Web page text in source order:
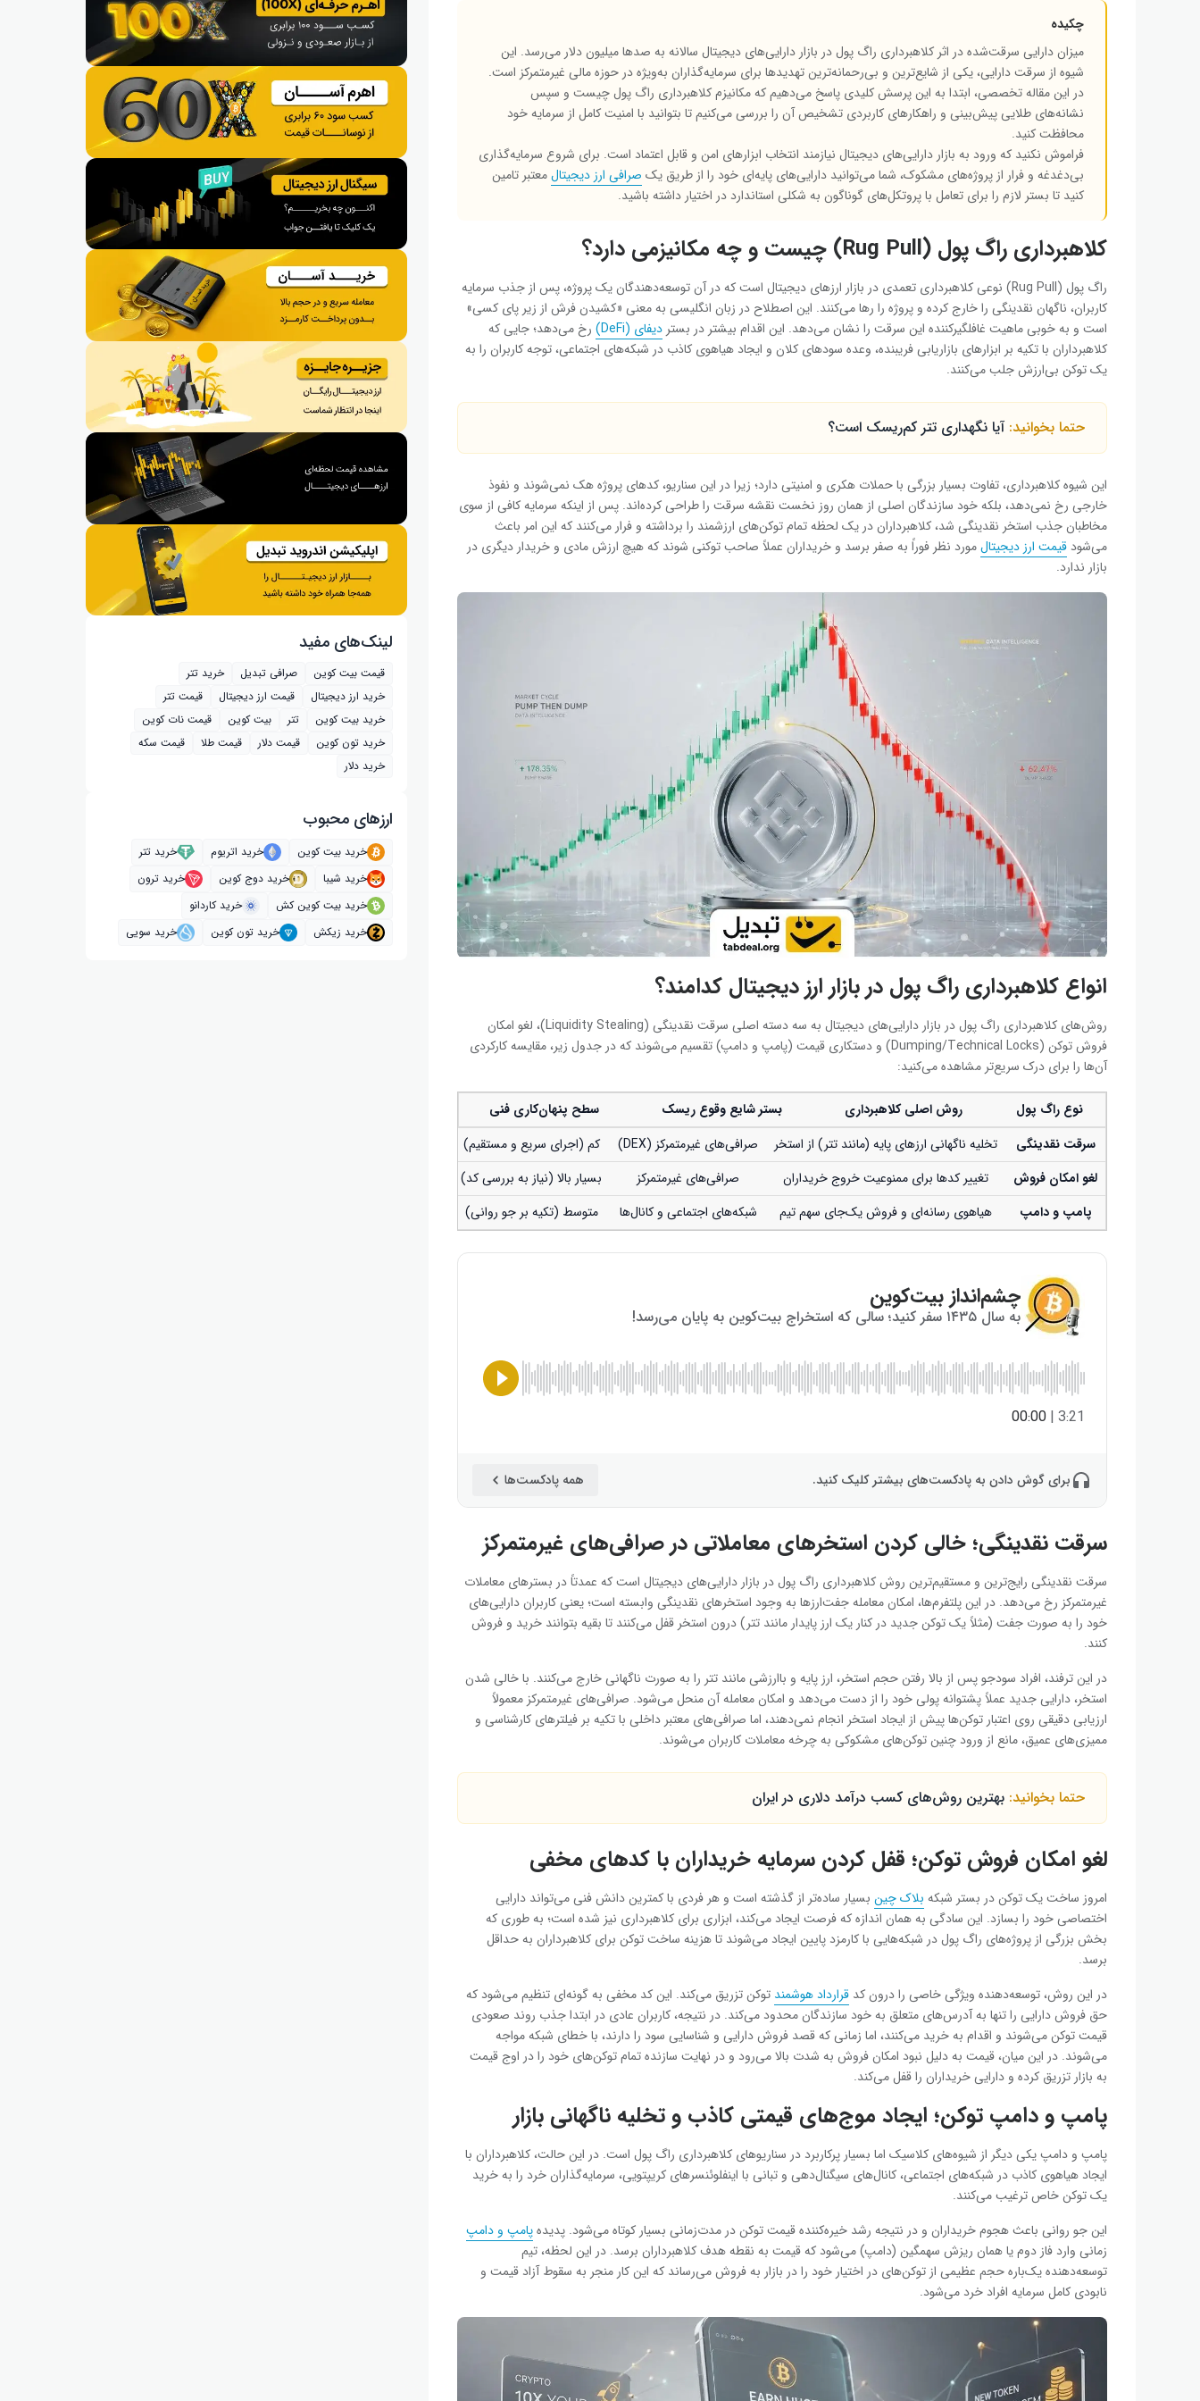
چکیده
میزان دارایی سرقت‌شده در اثر کلاهبرداری راگ پول در بازار دارایی‌های دیجیتال سالانه به صدها میلیون دلار می‌رسد. این
شیوه از سرقت دارایی، یکی از شایع‌ترین و بی‌رحمانه‌ترین تهدیدها برای سرمایه‌گذاران به‌ویژه در حوزه مالی غیرمتمرکز است.
در این مقاله تخصصی، ابتدا به این پرسش کلیدی پاسخ می‌دهیم که مکانیزم کلاهبرداری راگ پول چیست و سپس
نشانه‌های طلایی پیش‌بینی و راهکارهای کاربردی تشخیص آن را بررسی می‌کنیم تا بتوانید با امنیت کامل از سرمایه خود
محافظت کنید.
فراموش نکنید که ورود به بازار دارایی‌های دیجیتال نیازمند انتخاب ابزارهای امن و قابل اعتماد است. برای شروع سرمایه‌گذاری
بی‌دغدغه و فرار از پروژه‌های مشکوک، شما می‌توانید دارایی‌های پایه‌ای خود را از طریق یک صرافی ارز دیجیتالمعتبر تامین
کنید تا بستر لازم را برای تعامل با پروتکل‌های گوناگون به شکلی استاندارد در اختیار داشته باشید.
کلاهبرداری راگ پول (Rug Pull) چیست و چه مکانیزمی دارد؟
راگ پول (Rug Pull) نوعی کلاهبرداری تعمدی در بازار ارزهای دیجیتال است که در آن توسعه‌دهندگان یک پروژه، پس از جذب سرمایه
کاربران، ناگهان نقدینگی را خارج کرده و پروژه را رها می‌کنند. این اصطلاح در زبان انگلیسی به معنی «کشیدن فرش از زیر پای کسی»
است و به خوبی ماهیت غافلگیرکننده این سرقت را نشان می‌دهد. این اقدام بیشتر در بستر دیفای (DeFi)
رخ می‌دهد؛ جایی که
کلاهبرداران با تکیه بر ابزارهای بازاریابی فریبنده، وعده سودهای کلان و ایجاد هیاهوی کاذب در شبکه‌های اجتماعی، توجه کاربران را به
یک توکن بی‌ارزش جلب می‌کنند.
حتما بخوانید: آیا نگهداری تتر کم‌ریسک است؟
این شیوه کلاهبرداری، تفاوت بسیار بزرگی با حملات هکری و امنیتی دارد؛ زیرا در این سناریو، کدهای پروژه هک نمی‌شوند و نفوذ
خارجی رخ نمی‌دهد، بلکه خود سازندگان اصلی از همان روز نخست نقشه سرقت را طراحی کرده‌اند. پس از اینکه سرمایه کافی از سوی
مخاطبان جذب استخر نقدینگی شد، کلاهبرداران در یک لحظه تمام توکن‌های ارزشمند را برداشته و فرار می‌کنند که این امر باعث
می‌شود قیمت ارز دیجیتالمورد نظر فوراً به صفر برسد و خریداران عملاً صاحب توکنی شوند که هیچ ارزش مادی و خریدار دیگری در
بازار ندارد.
انواع کلاهبرداری راگ پول در بازار ارز دیجیتال کدامند؟
روش‌های کلاهبرداری راگ پول در بازار دارایی‌های دیجیتال به سه دسته اصلی سرقت نقدینگی (Liquidity Stealing)، لغو امکان
فروش توکن (Dumping/Technical Locks) و دستکاری قیمت (پامپ و دامپ) تقسیم می‌شوند که در جدول زیر، مقایسه کارکردی
آن‌ها را برای درک سریع‌تر مشاهده می‌کنید:
نوع راگ پول روش اصلی کلاهبرداری بستر شایع وقوع ریسک
سطح پنهان‌کاری فنی
سرقت نقدینگی
تخلیه ناگهانی ارزهای پایه (مانند تتر) از استخر صرافی‌های غیرمتمرکز (DEX)
کم (اجرای سریع و مستقیم)
لغو امکان فروش
تغییر کدها برای ممنوعیت خروج خریداران صرافی‌های غیرمتمرکز
بسیار بالا (نیاز به بررسی کد)
پامپ و دامپ
هیاهوی رسانه‌ای و فروش یک‌جای سهم تیم شبکه‌های اجتماعی و کانال‌ها متوسط (تکیه بر جو روانی)
چشم‌انداز بیت‌کوین
به سال ۱۴۳۵ سفر کنید؛ سالی که استخراج بیت‌کوین به پایان می‌رسد!
3:21
|
00:00
برای گوش دادن به پادکست‌های بیشتر کلیک کنید. همه پادکست‌ها
سرقت نقدینگی؛ خالی کردن استخرهای معاملاتی در صرافی‌های غیرمتمرکز
سرقت نقدینگی رایج‌ترین و مستقیم‌ترین روش کلاهبرداری راگ پول در بازار دارایی‌های دیجیتال است که عمدتاً در بسترهای معاملات
غیرمتمرکز رخ می‌دهد. در این پلتفرم‌ها، امکان معامله جفت‌ارزها به وجود استخرهای نقدینگی وابسته است؛ یعنی کاربران دارایی‌های
خود را به صورت جفت (مثلاً یک توکن جدید در کنار یک ارز پایدار مانند تتر) درون استخر قفل می‌کنند تا بقیه بتوانند خرید و فروش
کنند.
در این ترفند، افراد سودجو پس از بالا رفتن حجم استخر، ارز پایه و باارزشی مانند تتر را به صورت ناگهانی خارج می‌کنند. با خالی شدن
استخر، دارایی جدید عملاً پشتوانه پولی خود را از دست می‌دهد و امکان معامله آن منحل می‌شود. صرافی‌های غیرمتمرکز معمولاً
ارزیابی دقیقی روی اعتبار توکن‌ها پیش از ایجاد استخر انجام نمی‌دهند، اما صرافی‌های معتبر داخلی با تکیه بر فیلترهای کارشناسی و
ممیزی‌های عمیق، مانع از ورود چنین توکن‌های مشکوکی به چرخه معاملات کاربران می‌شوند.
حتما بخوانید: بهترین روش‌‌های کسب درآمد دلاری در ایران
لغو امکان فروش توکن؛ قفل کردن سرمایه خریداران با کدهای مخفی
امروز ساخت یک توکن در بستر شبکه بلاک چین بسیار ساده‌تر از گذشته است و هر فردی با کمترین دانش فنی می‌تواند دارایی
اختصاصی خود را بسازد. این سادگی به همان اندازه که فرصت ایجاد می‌کند، ابزاری برای کلاهبرداری نیز شده است؛ به طوری که
بخش بزرگی از پروژه‌های راگ پول در شبکه‌هایی با کارمزد پایین ایجاد می‌شوند تا هزینه ساخت توکن برای کلاهبرداران به حداقل
برسد.
در این روش، توسعه‌دهنده ویژگی خاصی را درون کد قرارداد هوشمند توکن تزریق می‌کند. این کد مخفی به گونه‌ای تنظیم می‌شود که
حق فروش دارایی را تنها به آدرس‌های متعلق به خود سازندگان محدود می‌کند. در نتیجه، کاربران عادی در ابتدا جذب روند صعودی
قیمت توکن می‌شوند و اقدام به خرید می‌کنند، اما زمانی که قصد فروش دارایی و شناسایی سود را دارند، با خطای شبکه مواجه
می‌شوند. در این میان، قیمت به دلیل نبود امکان فروش به شدت بالا می‌رود و در نهایت سازنده تمام توکن‌های خود را در اوج قیمت
به بازار تزریق کرده و دارایی خریداران را قفل می‌کند.
پامپ و دامپ توکن؛ ایجاد موج‌های قیمتی کاذب و تخلیه ناگهانی بازار
پامپ و دامپ یکی دیگر از شیوه‌های کلاسیک اما بسیار پرکاربرد در سناریوهای کلاهبرداری راگ پول است. در این حالت، کلاهبرداران با
ایجاد هیاهوی کاذب در شبکه‌های اجتماعی، کانال‌های سیگنال‌دهی و تبانی با اینفلوئنسرهای کریپتویی، سرمایه‌گذاران خرد را به خرید
یک توکن خاص ترغیب می‌کنند.
این جو روانی باعث هجوم خریداران و در نتیجه رشد خیره‌کننده قیمت توکن در مدت‌زمانی بسیار کوتاه می‌شود. پدیدهپامپ و دامپ
زمانی وارد فاز دوم یا همان ریزش سهمگین (دامپ) می‌شود که قیمت به نقطه هدف کلاهبرداران برسد. در این لحظه، تیم
توسعه‌دهنده یک‌باره حجم عظیمی از توکن‌های در اختیار خود را در بازار به فروش می‌رساند که این کار منجر به سقوط آزاد قیمت و
نابودی کامل سرمایه افراد خرد می‌شود.
لینک‌های مفید
قیمت بیت کوین صرافی تبدیل
خرید تتر
خرید ارز دیجیتال
قیمت ارز دیجیتال
قیمت تتر
خرید بیت‌ کوین
تتر بیت کوین
قیمت نات کوین
خرید تون کوین
قیمت دلار قیمت طلا
قیمت سکه
خرید دلار
ارز‌های محبوب
خرید بیت کوین خرید اتریوم
خرید تتر
خرید شیبا
خرید دوج کوین
خرید ترون
خرید بیت کوین کش
خرید کاردانو
خرید زیکش
خرید تون کوین خرید سویی